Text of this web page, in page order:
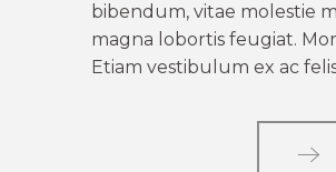
bibendum, vitae molestie
magna lobortis feugiat.
Etiam vestibulum ex ac